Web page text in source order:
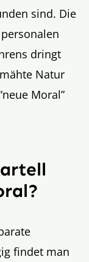
sind. Die
dringt
Natur
Moral”
findet man